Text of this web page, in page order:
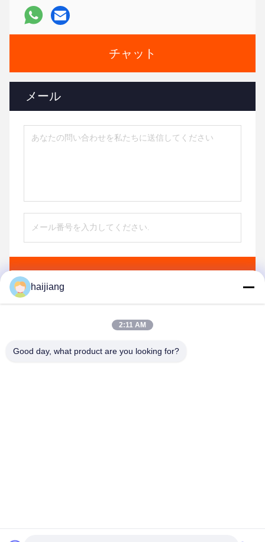
チャット
メール
Ningbo haijiang machinery manufacturing co.,Ltd すべての権
haijiang
2:11 AM
Good day, what product are you looking for?